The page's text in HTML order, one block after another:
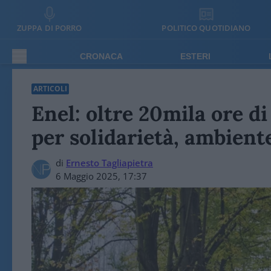
ZUPPA DI PORRO POLITICO QUOTIDIANO
CRONACA ESTERI
ARTICOLI
Enel: oltre 20mila ore
per solidarietà,
di Ernesto Tagliapietra
6 Maggio 2025, 17:37